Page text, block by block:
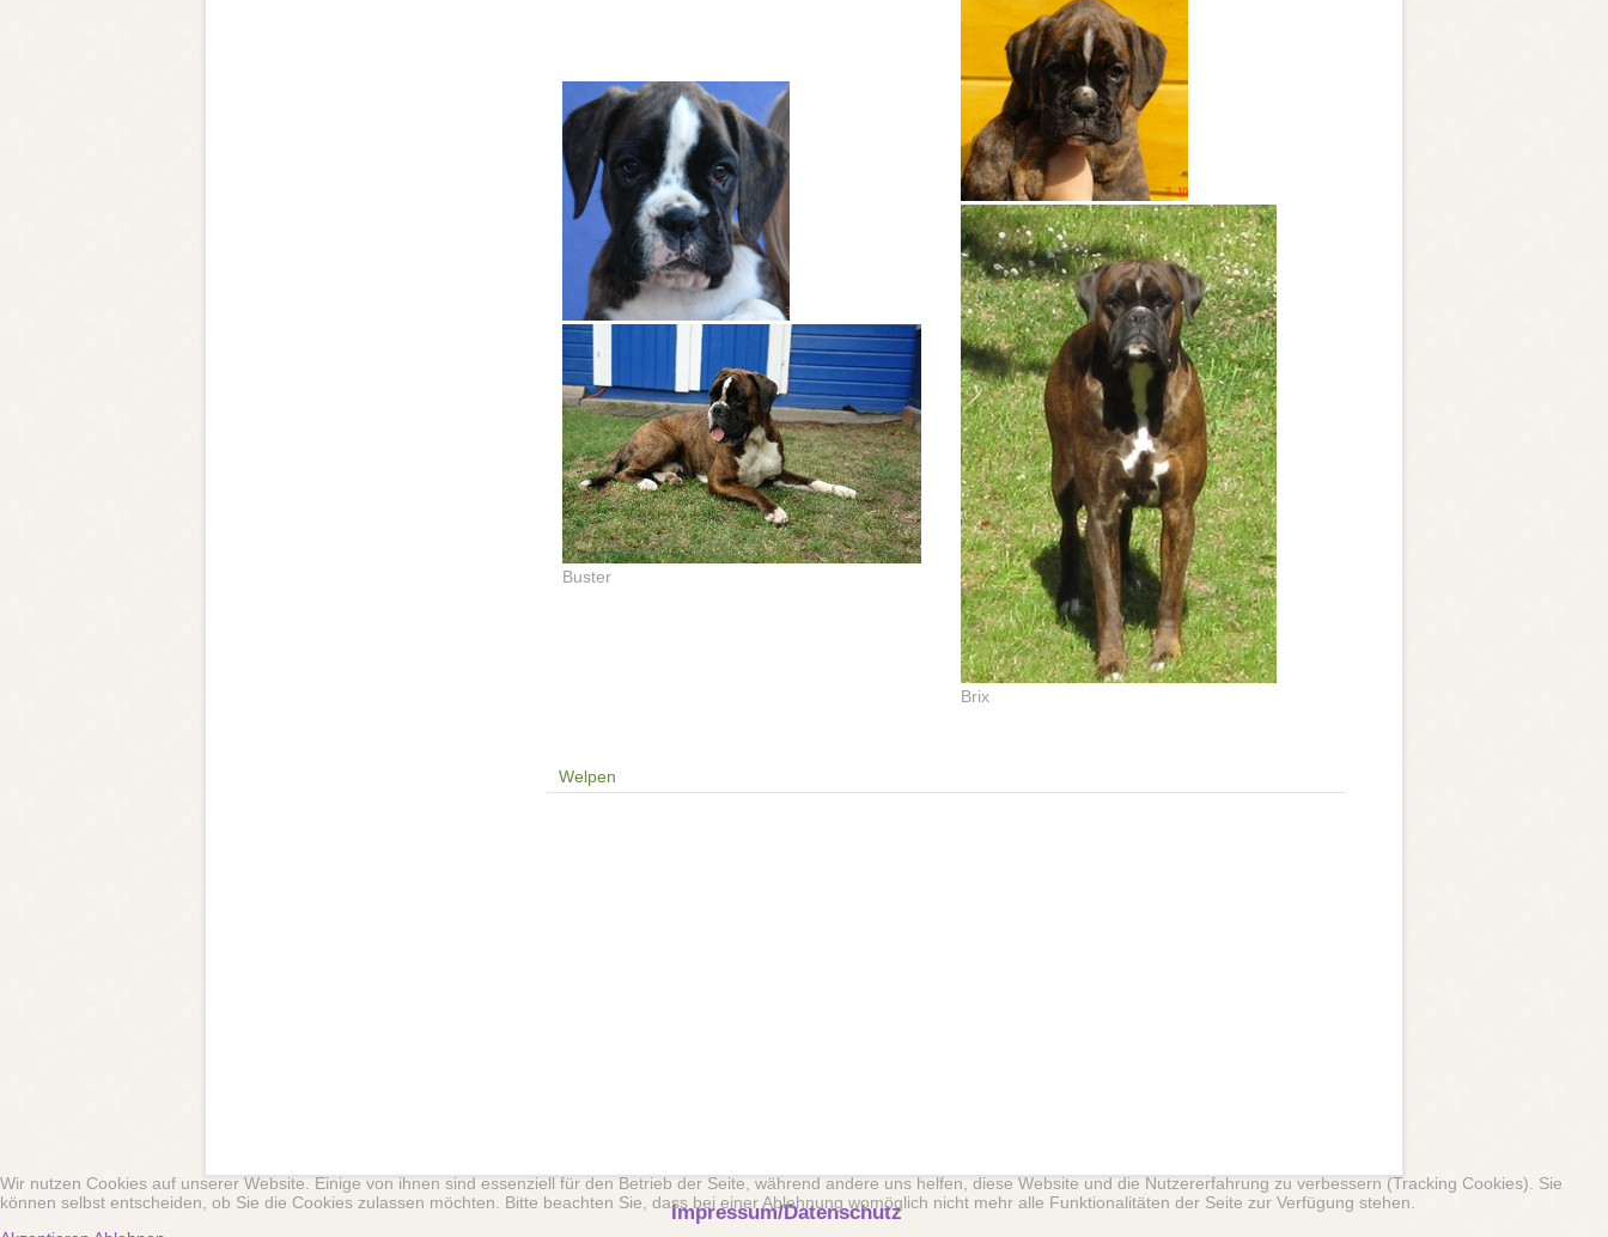
Buster
Brix
Welpen
Impressum/Datenschutz
Wir nutzen Cookies auf unserer Website. Einige von ihnen sind essenziell für den Betrieb der Seite, während andere uns helfen, diese Website und die Nutzererfahrung zu verbessern (Tracking Cookies). Sie
können selbst entscheiden, ob Sie die Cookies zulassen möchten. Bitte beachten Sie, dass bei einer Ablehnung womöglich nicht mehr alle Funktionalitäten der Seite zur Verfügung stehen.